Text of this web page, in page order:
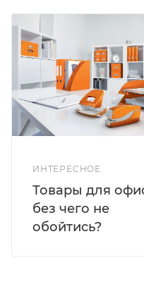
ИНТЕРЕСНОЕ
Товары для
без чего не
обойтись?